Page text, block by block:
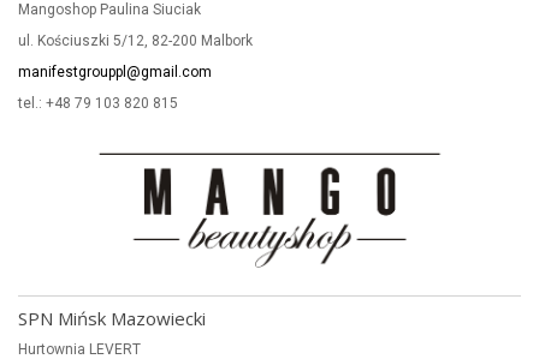
Mangoshop Paulina Siuciak
ul. Kościuszki 5/12, 82-200 Malbork
manifestgrouppl@gmail.com
tel.: +48 79 103 820 815
SPN Mińsk Mazowiecki
Hurtownia LEVERT